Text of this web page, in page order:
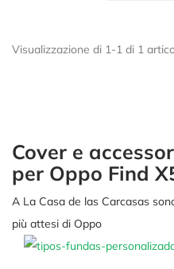
Visualizzazione di 1-1 di 1
Cover e
per Oppo Find
A La Casa de las Carcasas
più attesi di Oppo